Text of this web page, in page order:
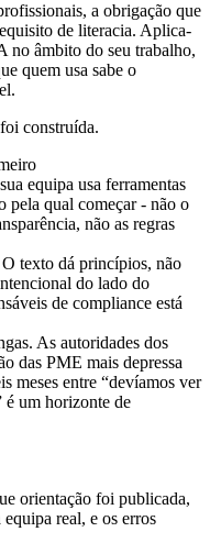
a obrigação que
de literacia. Aplica-
no âmbito do seu trabalho,
quem usa sabe o
construída.
equipa usa ferramentas
pela qual começar - não o
não as regras
O texto dá princípios, não
do lado do
de compliance está
As autoridades dos
das PME mais depressa
meses entre “devíamos ver
é um horizonte de
orientação foi publicada,
real, e os erros